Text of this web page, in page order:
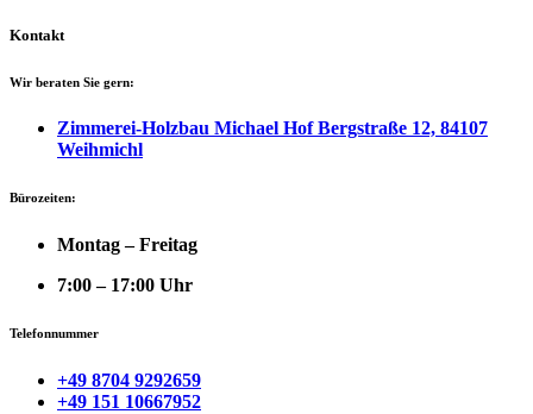
Kontakt
Wir beraten Sie gern:
Zimmerei-Holzbau Michael Hof Bergstraße 12, 84107
Weihmichl
Bürozeiten:
Montag – Freitag
7:00 – 17:00 Uhr
Telefonnummer
+49 8704 9292659
+49 151 10667952